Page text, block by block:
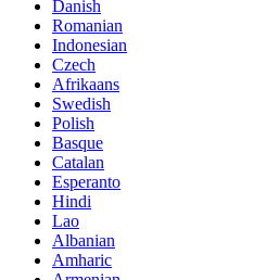
Danish
Romanian
Indonesian
Czech
Afrikaans
Swedish
Polish
Basque
Catalan
Esperanto
Hindi
Lao
Albanian
Amharic